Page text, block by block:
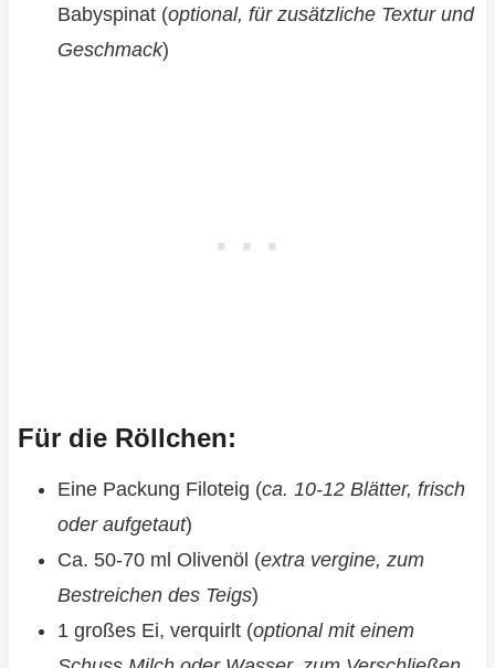
Babyspinat (optional, für zusätzliche Textur und
Geschmack)
Für die Röllchen:
Eine Packung Filoteig (ca. 10-12 Blätter, frisch
oder aufgetaut)
Ca. 50-70 ml Olivenöl (extra vergine, zum
Bestreichen des Teigs)
1 großes Ei, verquirlt (optional mit einem